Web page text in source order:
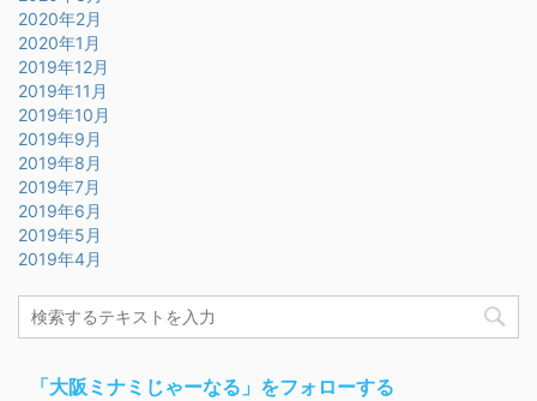
2020年2月
2020年1月
2019年12月
2019年11月
2019年10月
2019年9月
2019年8月
2019年7月
2019年6月
2019年5月
2019年4月
「大阪ミナミじゃーなる」をフォローする